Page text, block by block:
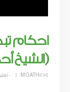
احكام
(الشيخ
MOATH1254 0 تعليق